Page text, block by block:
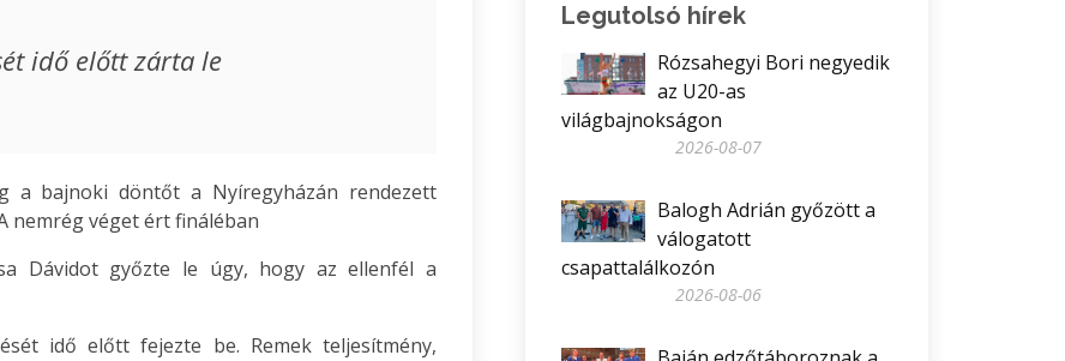
idő előtt zárta le
a bajnoki döntőt a Nyíregyházán rendezett
nemrég véget ért fináléban
Dávidot győzte le úgy, hogy az ellenfél a
idő előtt fejezte be. Remek teljesítmény,
Legutolsó hírek
Rózsahegyi Bori negyedik
az U20-as
világbajnokságon
2026-08-07
Balogh Adrián győzött a
válogatott
csapattalálkozón
2026-08-06